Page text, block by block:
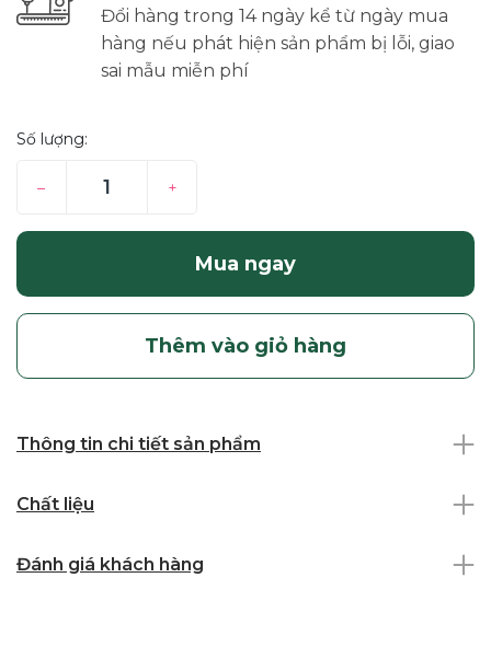
Đổi hàng trong 14 ngày kể từ ngày mua
hàng nếu phát hiện sản phẩm bị lỗi, giao
sai mẫu miễn phí
Số lượng:
– +
Mua ngay
Thêm vào giỏ hàng
Thông tin chi tiết sản phẩm
Chất liệu
Đánh giá khách hàng